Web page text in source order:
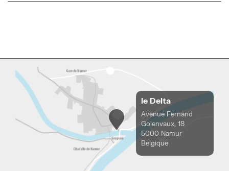
le Delta
Avenue Fernand
Golenvaux, 18
5000 Namur
Belgique